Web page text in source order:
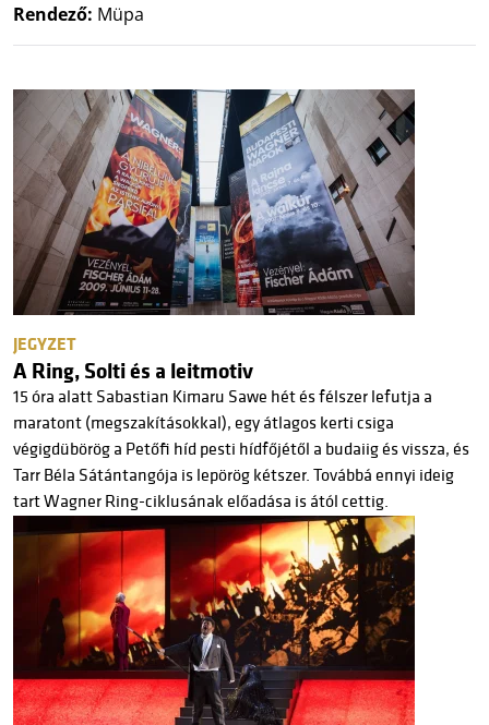
Rendező: Müpa
JEGYZET
A Ring, Solti és a leitmotiv
15 óra alatt Sabastian Kimaru Sawe hét és félszer lefutja a
maratont (megszakításokkal), egy átlagos kerti csiga
végigdübörög a Petőfi híd pesti hídfőjétől a budaiig és vissza, és
Tarr Béla Sátántangója is lepörög kétszer. Továbbá ennyi ideig
tart Wagner Ring-ciklusának előadása is ától cettig.